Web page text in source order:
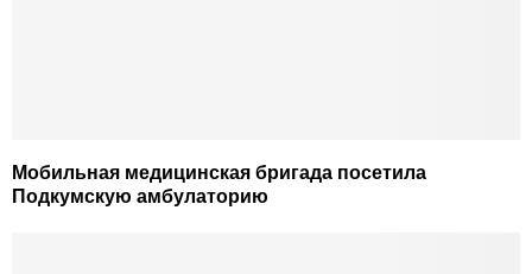
Мобильная медицинская бригада посетила
Подкумскую амбулаторию